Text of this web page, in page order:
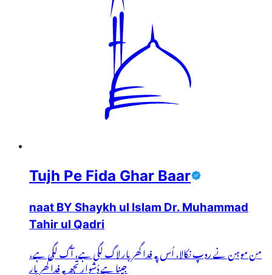
Tujh Pe Fida Ghar Baar
naat BY Shaykh ul Islam Dr. Muhammad
Tahir ul Qadri
من موہن نے روپ نکالا، اُس پہ فدا گھر بار لاگ لگی ہے، آگ لگی ہے،
جینا ہے دُشوار تجھ پہ فدا گھر بار